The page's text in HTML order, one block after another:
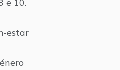
estar